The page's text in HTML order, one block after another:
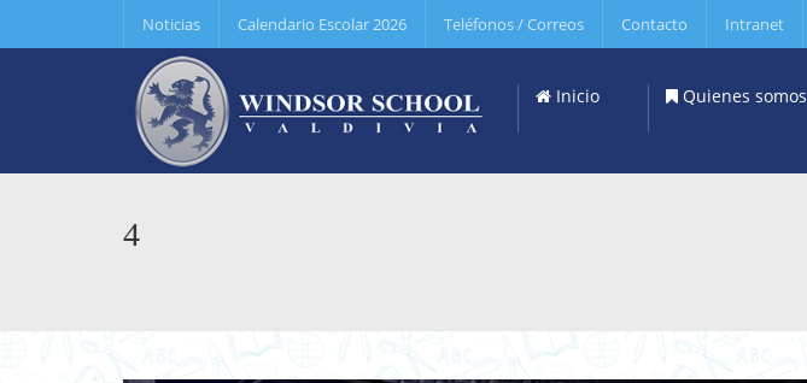
Noticias Calendario Escolar 2026 Teléfonos / Correos Contacto Intranet
Inicio Quienes somos
4